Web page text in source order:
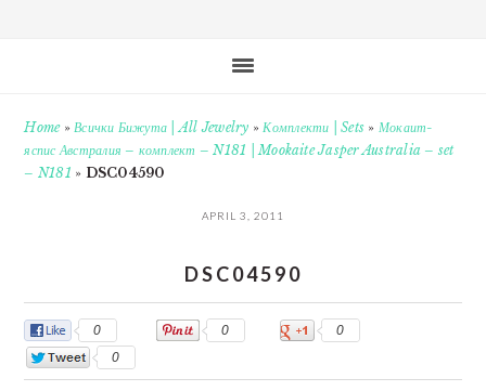
Home»Всички Бижута | All Jewelry »Комплекти | Sets » Мокаит-
яспис Австралия – комплект – N181 | Mookaite Jasper Australia – set
– N181 » DSC04590
APRIL 3, 2011
DSC04590
0 0
0
0